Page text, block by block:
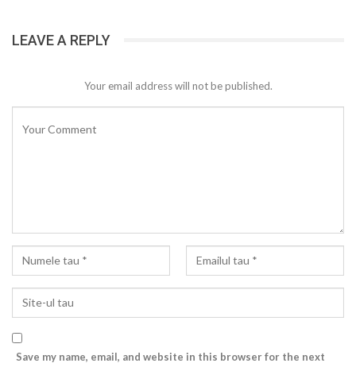
LEAVE A REPLY
Your email address will not be published.
Save my name, email, and website in this browser for the next